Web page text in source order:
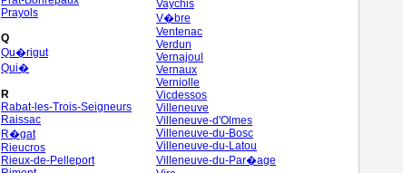
Prayols
Q
Qu�rigut
Qui�
R
Rabat-les-Trois-Seigneurs
Raissac
R�gat
Rieucros
Rieux-de-Pelleport
Vaychis
V�bre
Ventenac
Verdun
Vernajoul
Vernaux
Verniolle
Vicdessos
Villeneuve
Villeneuve-d'Olmes
Villeneuve-du-Bosc
Villeneuve-du-Latou
Villeneuve-du-Par�age